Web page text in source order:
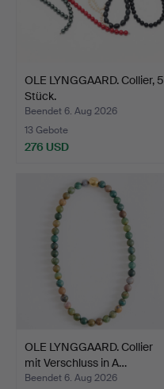
OLE LYNGGAARD. Collier, 5
Stück.
Beendet 6. Aug 2026
13 Gebote
276 USD
OLE LYNGGAARD. Collier
mit Verschluss in A…
Beendet 6. Aug 2026